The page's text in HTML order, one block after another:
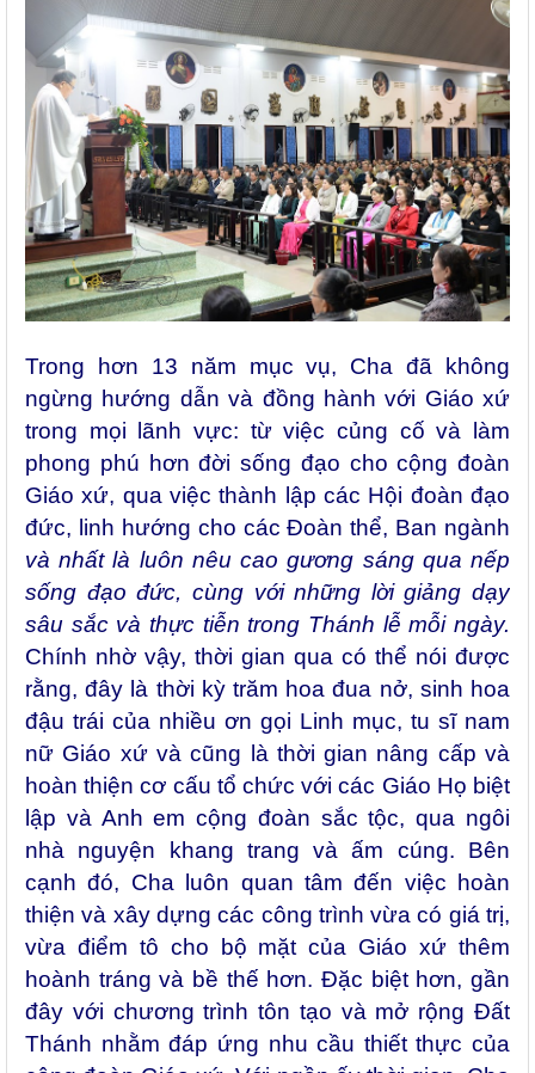
Trong hơn 13 năm mục vụ, Cha đã không
ngừng hướng dẫn và đồng hành với Giáo xứ
trong mọi lãnh vực: từ việc củng cố và làm
phong phú hơn đời sống đạo cho cộng đoàn
Giáo xứ, qua việc thành lập các Hội đoàn đạo
đức, linh hướng cho các Đoàn thể, Ban ngành
và nhất là luôn nêu cao gương sáng qua nếp
sống đạo đức, cùng với những lời giảng dạy
sâu sắc và thực tiễn trong Thánh lễ mỗi ngày.
Chính nhờ vậy, thời gian qua có thể nói được
rằng, đây là thời kỳ trăm hoa đua nở, sinh hoa
đậu trái của nhiều ơn gọi Linh mục, tu sĩ nam
nữ Giáo xứ và cũng là thời gian nâng cấp và
hoàn thiện cơ cấu tổ chức với các Giáo Họ biệt
lập và Anh em cộng đoàn sắc tộc, qua ngôi
nhà nguyện khang trang và ấm cúng. Bên
cạnh đó, Cha luôn quan tâm đến việc hoàn
thiện và xây dựng các công trình vừa có giá trị,
vừa điểm tô cho bộ mặt của Giáo xứ thêm
hoành tráng và bề thế hơn. Đặc biệt hơn, gần
đây với chương trình tôn tạo và mở rộng Đất
Thánh nhằm đáp ứng nhu cầu thiết thực của